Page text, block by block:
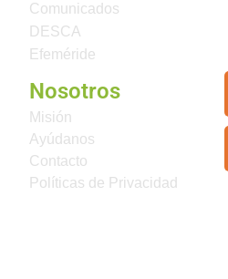
Comunicados
DESCA
Efeméride
Nosotros
Misión
Ayúdanos
Contacto
Políticas de Privacidad